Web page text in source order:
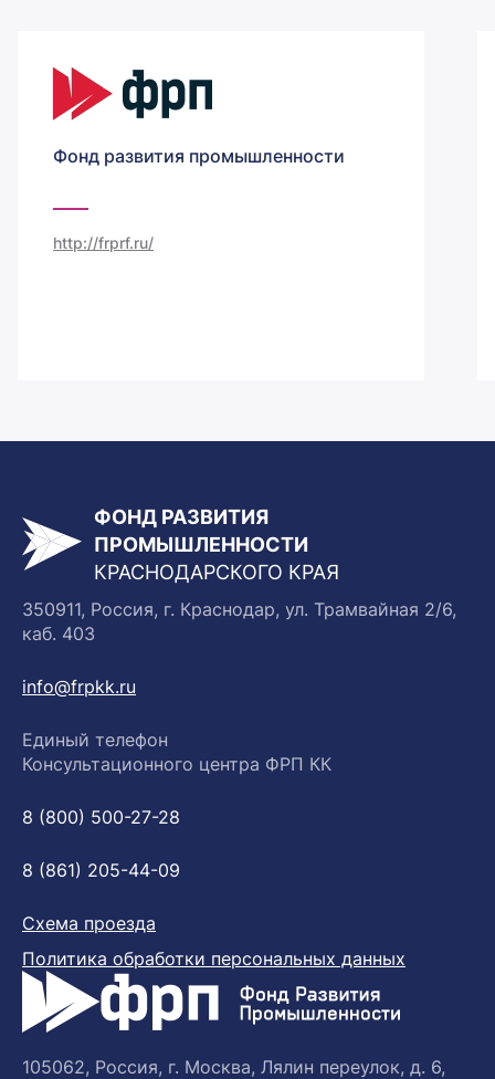
Фонд развития промышленности
http://frprf.ru/
ФОНД РАЗВИТИЯ
ПРОМЫШЛЕННОСТИ
КРАСНОДАРСКОГО КРАЯ
350911, Россия, г. Краснодар, ул. Трамвайная 2/6,
каб. 403
info@frpkk.ru
Единый телефон
Консультационного центра ФРП КК
8 (800) 500-27-28
8 (861) 205-44-09
Схема проезда
Политика обработки персональных данных
105062, Россия, г. Москва, Лялин переулок, д. 6,